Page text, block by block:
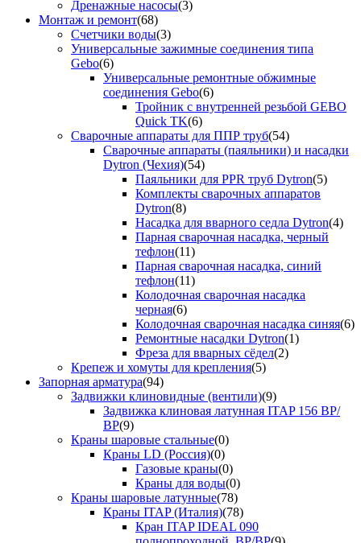
Дренажные насосы(3)
Монтаж и ремонт(68)
Счетчики воды(3)
Универсальные зажимные соединения типа
Gebo(6)
Универсальные ремонтные обжимные
соединения Gebo(6)
Тройник с внутренней резьбой GEBO
Quick TK(6)
Сварочные аппараты для ППР труб(54)
Сварочные аппараты (паяльники) и насадки
Dytron (Чехия)(54)
Паяльники для PPR труб Dytron(5)
Комплекты сварочных аппаратов
Dytron(8)
Насадка для вварного седла Dytron(4)
Парная сварочная насадка, черный
тефлон(11)
Парная сварочная насадка, синий
тефлон(11)
Колодочная сварочная насадка
черная(6)
Колодочная сварочная насадка синяя(6)
Ремонтные насадки Dytron(1)
Фреза для вварных сёдел(2)
Крепеж и хомуты для крепления(5)
Запорная арматура(94)
Задвижки клиновидные (вентили)(9)
Задвижка клиновая латунная ITAP 156 ВР/
ВР(9)
Краны шаровые стальные(0)
Краны LD (Россия)(0)
Газовые краны(0)
Краны для воды(0)
Краны шаровые латунные(78)
Краны ITAP (Италия)(78)
Кран ITAP IDEAL 090